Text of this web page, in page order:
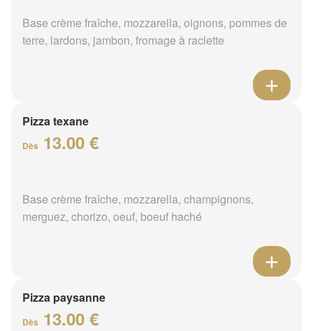
Base crème fraîche, mozzarella, oignons, pommes de
terre, lardons, jambon, fromage à raclette
Pizza texane
Dès 13.00 €
Base crème fraîche, mozzarella, champignons,
merguez, chorizo, oeuf, boeuf haché
Pizza paysanne
Dès 13.00 €